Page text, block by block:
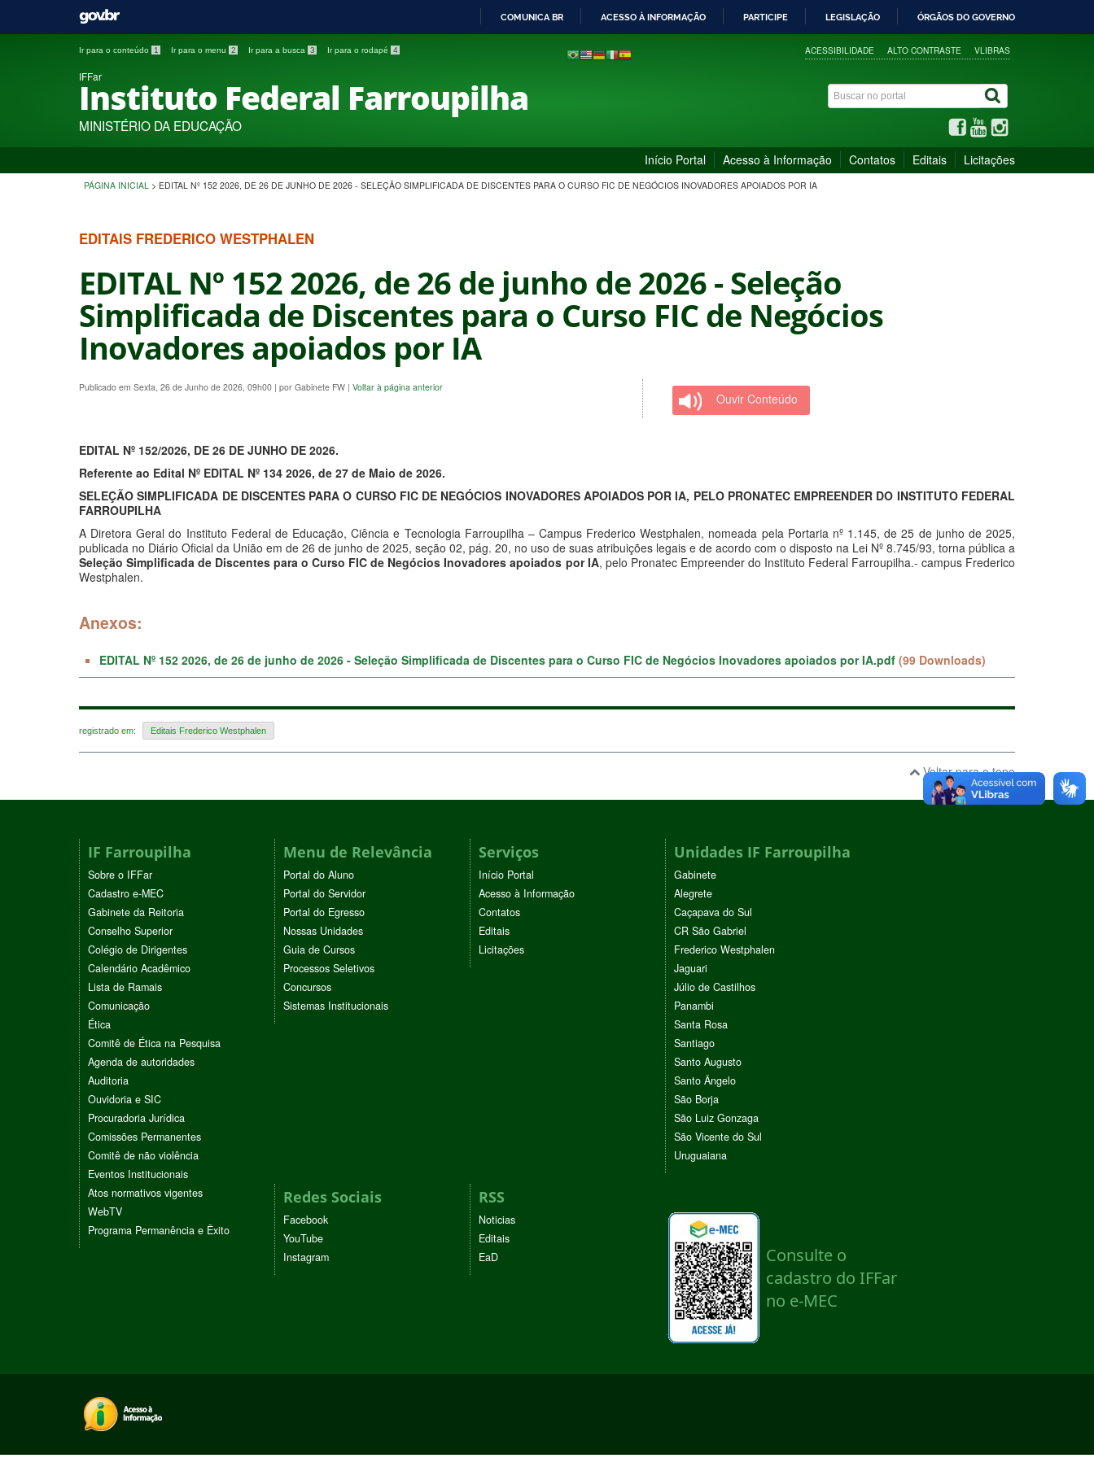
PARA
COMUNICA BR ACESSO À INFORMAÇÃO PARTICIPE LEGISLAÇÃO ÓRGÃOS DO GOVERNO
Ir para o conteúdo 1 Ir para o menu 2 Ir para a busca 3 Ir para o rodapé 4 ACESSIBILIDADE ALTO CONTRASTE VLIBRAS
IFFar
Instituto Federal Farroupilha
MINISTÉRIO DA EDUCAÇÃO
Início Portal Acesso à Informação Contatos Editais Licitações
PÁGINA INICIAL > EDITAL Nº 152 2026, DE 26 DE JUNHO DE 2026 - SELEÇÃO SIMPLIFICADA DE DISCENTES PARA O CURSO FIC DE NEGÓCIOS INOVADORES APOIADOS POR IA
EDITAIS FREDERICO WESTPHALEN
EDITAL Nº 152 2026, de 26 de junho de 2026 - Seleção
Simplificada de Discentes para o Curso FIC de Negócios
Inovadores apoiados por IA
Publicado em Sexta, 26 de Junho de 2026, 09h00 | por Gabinete FW | Voltar à página anterior
Ouvir Conteúdo
EDITAL Nº 152/2026, DE 26 DE JUNHO DE 2026.
Referente ao Edital Nº EDITAL Nº 134 2026, de 27 de Maio de 2026.
SELEÇÃO SIMPLIFICADA DE DISCENTES PARA O CURSO FIC DE NEGÓCIOS INOVADORES APOIADOS POR IA, PELO PRONATEC EMPREENDER DO INSTITUTO FEDERAL
FARROUPILHA
A Diretora Geral do Instituto Federal de Educação, Ciência e Tecnologia Farroupilha – Campus Frederico Westphalen, nomeada pela Portaria nº 1.145, de 25 de junho de 2025,
publicada no Diário Oficial da União em de 26 de junho de 2025, seção 02, pág. 20, no uso de suas atribuições legais e de acordo com o disposto na Lei Nº 8.745/93, torna pública a
Seleção Simplificada de Discentes para o Curso FIC de Negócios Inovadores apoiados por IA, pelo Pronatec Empreender do Instituto Federal Farroupilha.- campus Frederico
Westphalen.
Anexos:
EDITAL Nº 152 2026, de 26 de junho de 2026 - Seleção Simplificada de Discentes para o Curso FIC de Negócios Inovadores apoiados por IA.pdf (99 Downloads)
registrado em: Editais Frederico Westphalen
Voltar para o topo
IF Farroupilha
Sobre o IFFar
Cadastro e-MEC
Gabinete da Reitoria
Conselho Superior
Colégio de Dirigentes
Calendário Acadêmico
Lista de Ramais
Comunicação
Ética
Comitê de Ética na Pesquisa
Agenda de autoridades
Auditoria
Ouvidoria e SIC
Procuradoria Jurídica
Comissões Permanentes
Comitê de não violência
Eventos Institucionais
Atos normativos vigentes
WebTV
Programa Permanência e Êxito
Menu de Relevância
Portal do Aluno
Portal do Servidor
Portal do Egresso
Nossas Unidades
Guia de Cursos
Processos Seletivos
Concursos
Sistemas Institucionais
Serviços
Início Portal
Acesso à Informação
Contatos
Editais
Licitações
Unidades IF Farroupilha
Gabinete
Alegrete
Caçapava do Sul
CR São Gabriel
Frederico Westphalen
Jaguari
Júlio de Castilhos
Panambi
Santa Rosa
Santiago
Santo Augusto
Santo Ângelo
São Borja
São Luiz Gonzaga
São Vicente do Sul
Uruguaiana
Redes Sociais
Facebook
YouTube
Instagram
RSS
Noticias
Editais
EaD